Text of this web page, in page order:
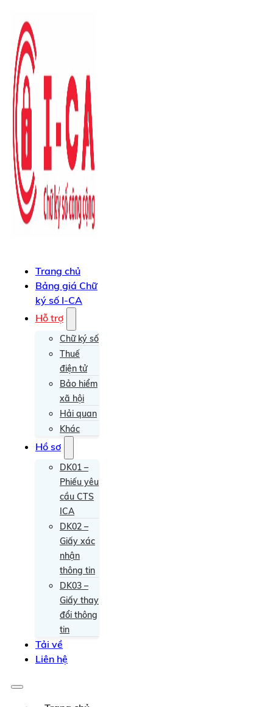
Trang chủ
Bảng giá Chữ
ký số I-CA
Hỗ trợ
Chữ ký số
Thuế
điện tử
Bảo hiểm
xã hội
Hải quan
Khác
Hồ sơ
DK01 –
Phiếu yêu
cầu CTS
ICA
DK02 –
Giấy xác
nhận
thông tin
DK03 –
Giấy thay
đổi thông
tin
Tải về
Liên hệ